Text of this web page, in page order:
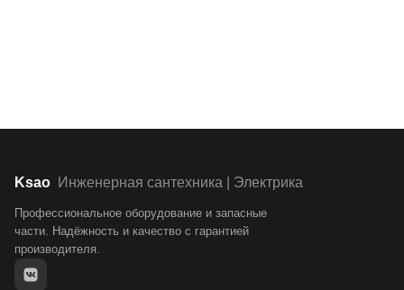
Ksao Инженерная сантехника | Электрика
Профессиональное оборудование и запасные
части. Надёжность и качество с гарантией
производителя.